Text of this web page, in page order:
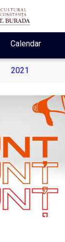
Calendar
2021